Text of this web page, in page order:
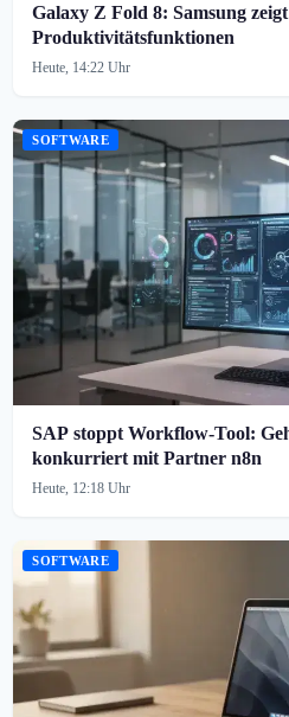
Galaxy Z Fold 8: Samsung
Produktivitätsfunktionen
Heute, 14:22 Uhr
SOFTWARE
SAP stoppt Workflow-Tool:
konkurriert mit Partner n8n
Heute, 12:18 Uhr
SOFTWARE